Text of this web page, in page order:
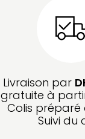
Livraison par
gratuite à
Colis préparé
Suivi du